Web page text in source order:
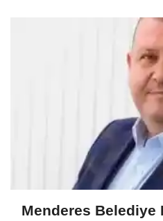
Menderes Belediye